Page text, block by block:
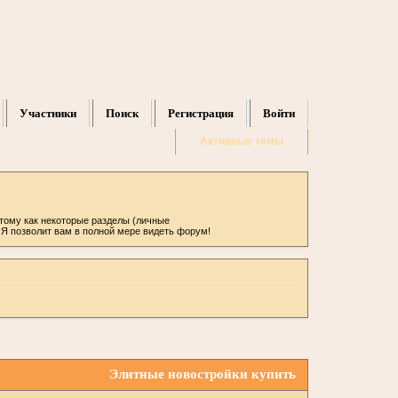
Участники Поиск Регистрация Войти
Активные темы
как некоторые разделы (личные
вам в полной мере видеть форум!
Элитные новостройки купить